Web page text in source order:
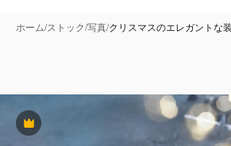
ホーム/ストック/写真/クリスマスのエレガントな
Premium